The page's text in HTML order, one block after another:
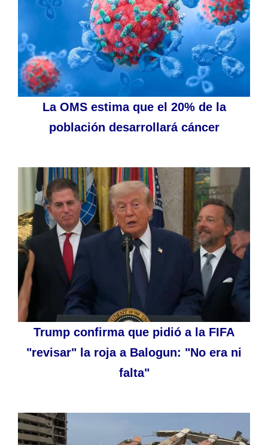
La OMS estima que el 20% de la
población desarrollará cáncer
Trump confirma que pidió a la FIFA
"revisar" la roja a Balogun: "No era ni
falta"